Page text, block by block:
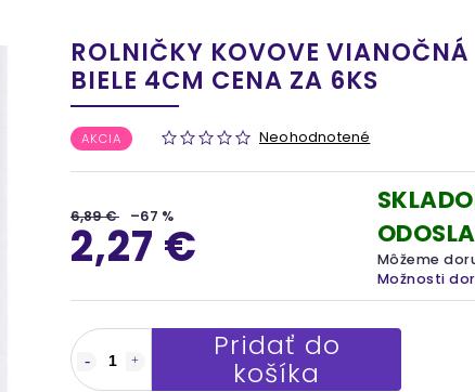
ROLNIČKY KOVOVE
BIELE 4CM CENA ZA 6KS
AKCIA Neohodnotené
6,89 € –67 %
2,27 €
Môžeme
Možnosti
Pridať do
košíka